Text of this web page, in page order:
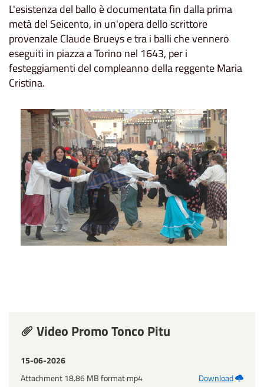
L'esistenza del ballo è documentata fin dalla prima
metà del Seicento, in un'opera dello scrittore
provenzale Claude Brueys e tra i balli che vennero
eseguiti in piazza a Torino nel 1643, per i
festeggiamenti del compleanno della reggente Maria
Cristina.
Video Promo Tonco Pitu
15-06-2026
Attachment 18.86 MB format mp4
Download